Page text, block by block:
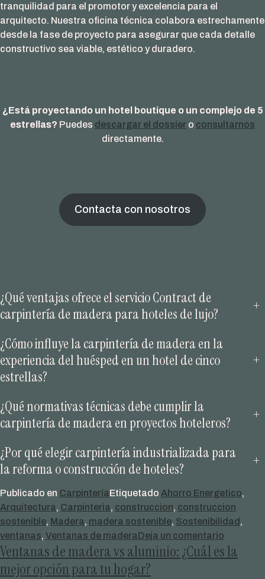
tranquilidad para el promotor y excelencia para el
arquitecto. Nuestra oficina técnica colabora estrechamente
desde la fase de proyecto para asegurar que cada detalle
constructivo sea viable, estético y duradero.
¿Está proyectando un hotel boutique o un complejo de 5
estrellas? Puedes descargar el dossier o consultarnos
directamente.
Contacta con nosotros
¿Qué ventajas ofrece el servicio Contract de
carpintería de madera para hoteles de lujo?
+
¿Cómo influye la carpintería de madera en la
experiencia del huésped en un hotel de cinco
estrellas?
+
¿Qué normativas técnicas debe cumplir la
carpintería de madera en proyectos hoteleros?
+
¿Por qué elegir carpintería industrializada para
la reforma o construcción de hoteles?
+
Publicado en CarpinteríaEtiquetado Ahorro Energetico,
Arquitectura, Carpinteria, construccion, construccion
sostenible, Madera, madera sostenible, Sostenibilidad ,
ventanas, Ventanas de maderaDeja un comentario
Ventanas de madera vs aluminio: ¿Cuál es la
mejor opción para tu hogar?